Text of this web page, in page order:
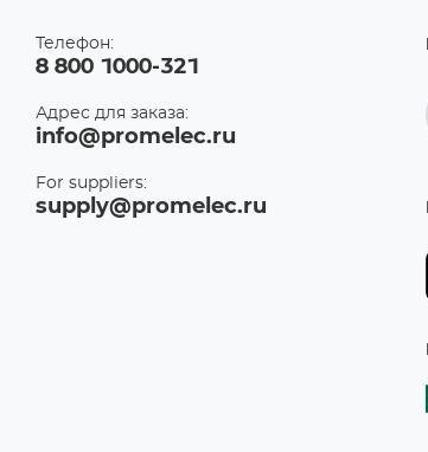
Телефон:
8 800 1000-321
Адрес для заказа:
info@promelec.ru
For suppliers:
supply@promelec.ru